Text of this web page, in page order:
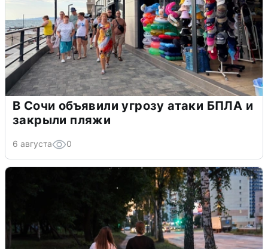
В Сочи объявили угрозу атаки БПЛА и
закрыли пляжи
6 августа 0